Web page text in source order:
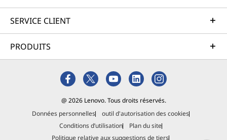
SERVICE CLIENT
PRODUITS
@ 2026 Lenovo. Tous droits réservés.
Données personnelles
outil d'autorisation des cookies
Conditions d’utilisation
Plan du site
Politique relative aux suggestions de tiers